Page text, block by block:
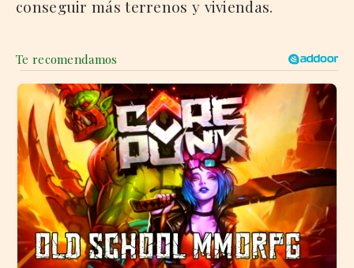
conseguir más terrenos y viviendas.